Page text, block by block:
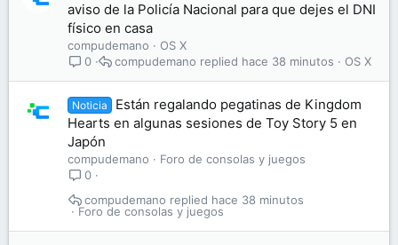
aviso de la Policía Nacional para que dejes el DNI
físico en casa
compudemano
OS X
0
OS X
hace 38 minutos
compudemano
Noticia
Están regalando pegatinas de Kingdom
Hearts en algunas sesiones de Toy Story 5 en
Japón
compudemano
Foro de consolas y juegos
0
Foro de consolas y juegos
hace 38 minutos
compudemano